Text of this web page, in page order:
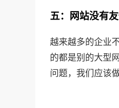
五：网站没有
越来越多的企业
的都是别的大型
问题，我们应该